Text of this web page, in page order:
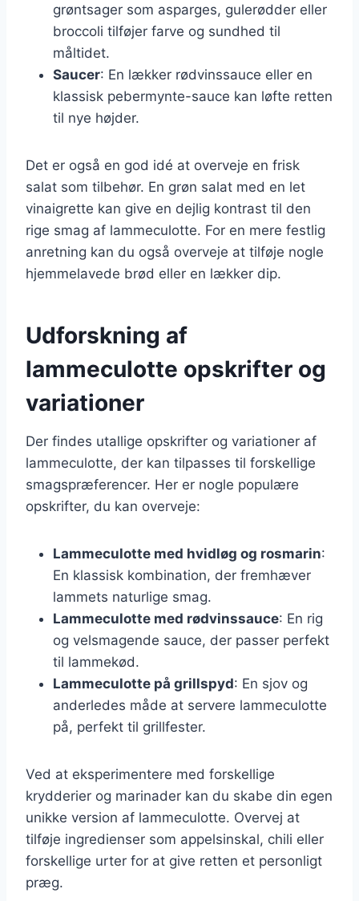
grøntsager som asparges, gulerødder eller
broccoli tilføjer farve og sundhed til
måltidet.
Saucer: En lækker rødvinssauce eller en
klassisk pebermynte-sauce kan løfte retten
til nye højder.
Det er også en god idé at overveje en frisk
salat som tilbehør. En grøn salat med en let
vinaigrette kan give en dejlig kontrast til den
rige smag af lammeculotte. For en mere festlig
anretning kan du også overveje at tilføje nogle
hjemmelavede brød eller en lækker dip.
Udforskning af
lammeculotte opskrifter og
variationer
Der findes utallige opskrifter og variationer af
lammeculotte, der kan tilpasses til forskellige
smagspræferencer. Her er nogle populære
opskrifter, du kan overveje:
Lammeculotte med hvidløg og rosmarin:
En klassisk kombination, der fremhæver
lammets naturlige smag.
Lammeculotte med rødvinssauce: En rig
og velsmagende sauce, der passer perfekt
til lammekød.
Lammeculotte på grillspyd: En sjov og
anderledes måde at servere lammeculotte
på, perfekt til grillfester.
Ved at eksperimentere med forskellige
krydderier og marinader kan du skabe din egen
unikke version af lammeculotte. Overvej at
tilføje ingredienser som appelsinskal, chili eller
forskellige urter for at give retten et personligt
præg.